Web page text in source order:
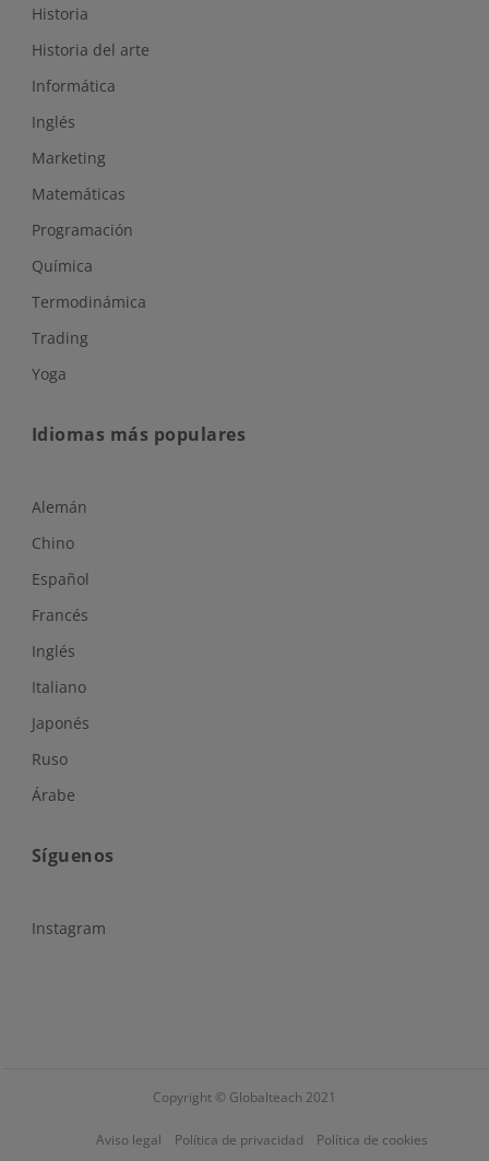
Historia
Historia del arte
Informática
Inglés
Marketing
Matemáticas
Programación
Química
Termodinámica
Trading
Yoga
Idiomas más populares
Alemán
Chino
Español
Francés
Inglés
Italiano
Japonés
Ruso
Árabe
Síguenos
Instagram
Copyright © Globalteach 2021
Aviso legal Política de privacidad Política de cookies